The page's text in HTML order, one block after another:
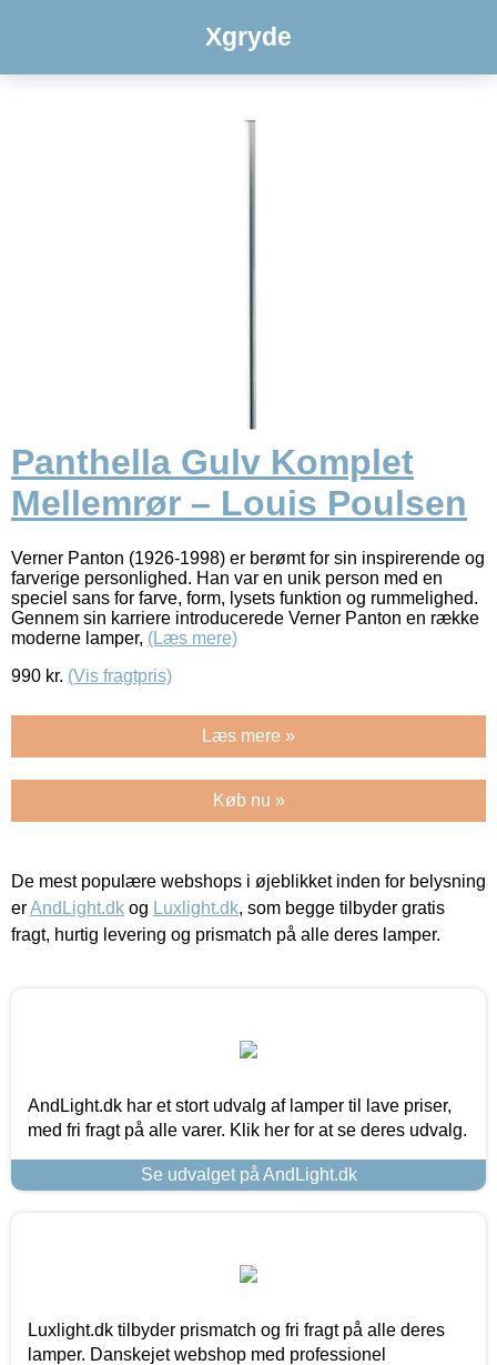
Xgryde
Panthella Gulv Komplet
Mellemrør – Louis Poulsen
Verner Panton (1926-1998) er berømt for sin inspirerende og
farverige personlighed. Han var en unik person med en
speciel sans for farve, form, lysets funktion og rummelighed.
Gennem sin karriere introducerede Verner Panton en række
moderne lamper, (Læs mere)
990 kr. (Vis fragtpris)
Læs mere »
Køb nu »
De mest populære webshops i øjeblikket inden for belysning
erAndLight.dk og Luxlight.dk, som begge tilbyder gratis
fragt, hurtig levering og prismatch på alle deres lamper.
AndLight.dk har et stort udvalg af lamper til lave priser,
med fri fragt på alle varer. Klik her for at se deres udvalg.
Se udvalget på AndLight.dk
Luxlight.dk tilbyder prismatch og fri fragt på alle deres
lamper. Danskejet webshop med professionel